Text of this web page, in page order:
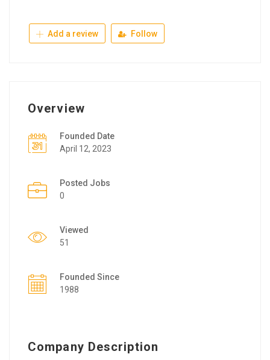
Add a review Follow
Overview
Founded Date
April 12, 2023
Posted Jobs
0
Viewed
51
Founded Since
1988
Company Description